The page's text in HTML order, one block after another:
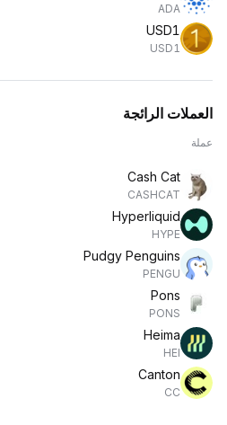
ADA
USD1
USD1
العملات الرائجة
عملة
Cash Cat
CASHCAT
Hyperliquid
HYPE
Pudgy Penguins
PENGU
Pons
PONS
Heima
HEI
Canton
CC